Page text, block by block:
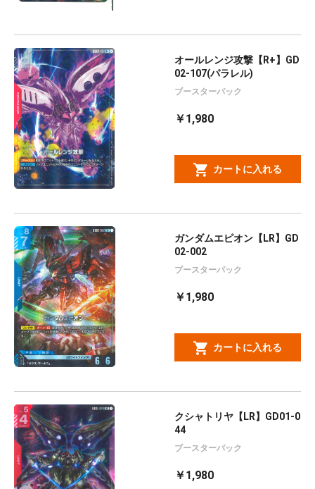
オールレンジ攻撃【R+】GD
02-107(パラレル)
ブースターパック
￥1,980
カートに入れる
ガンダムエピオン【LR】GD
02-002
ブースターパック
￥1,980
カートに入れる
クシャトリヤ【LR】GD01-0
44
ブースターパック
￥1,980